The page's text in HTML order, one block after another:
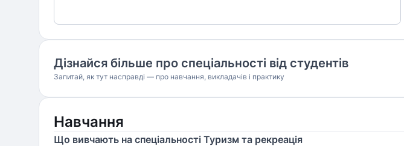
Дізнайся більше про спеціальності від студентів
Запитай, як тут насправді — про навчання, викладачів і практику
Навчання
Що вивчають на спеціальності Туризм та рекреація